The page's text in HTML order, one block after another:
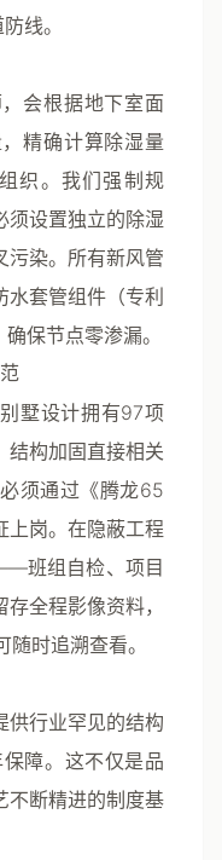
线。
会根据地下室面
精确计算除湿量
织。我们强制规
须设置独立的除湿
污染。所有新风管
水套管组件（专利
确保节点零渗漏。
墅设计拥有97项
结构加固直接相关
须通过《腾龙65
上岗。在隐蔽工程
班组自检、项目
全程影像资料，
时追溯查看。
供行业罕见的结构
障。这不仅是品
不断精进的制度基